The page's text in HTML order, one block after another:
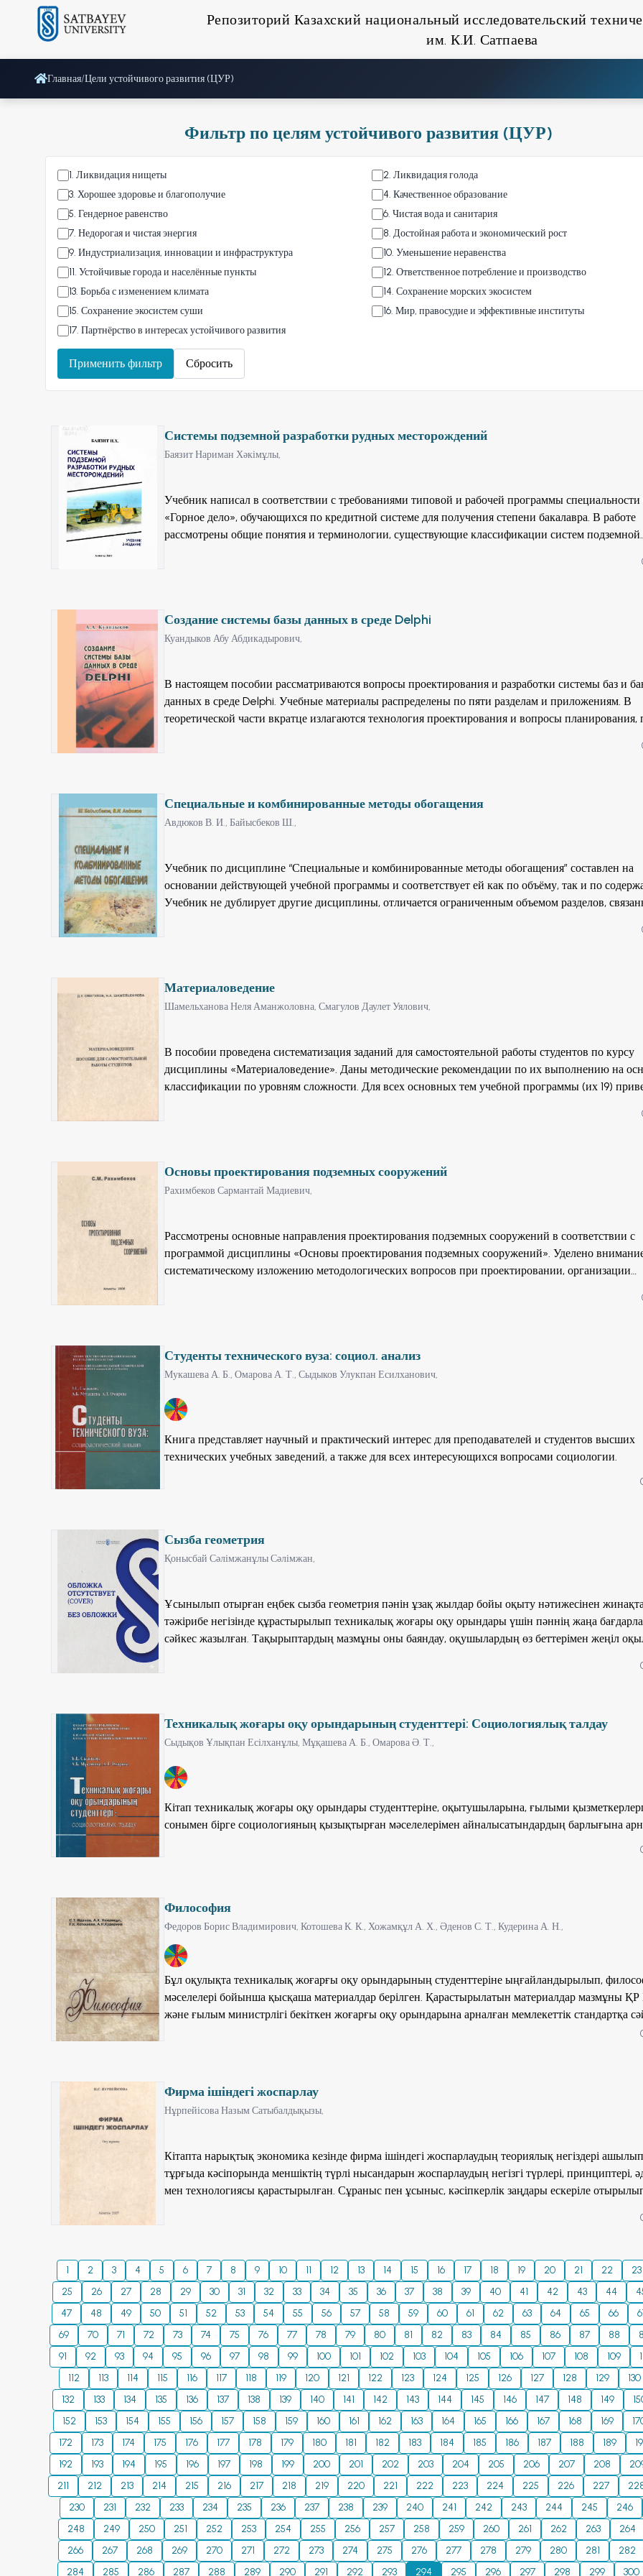
Репозиторий Казахский национальный исследовательский
им. К.И. Сатпаева
Главная/Цели устойчивого развития (ЦУР)
Фильтр по целям устойчивого развития (ЦУР)
1. Ликвидация нищеты 2. Ликвидация голода
3. Хорошее здоровье и благополучие 4. Качественное образование
5. Гендерное равенство 6. Чистая вода и санитария
7. Недорогая и чистая энергия 8. Достойная работа и экономический рост
9. Индустриализация, инновации и инфраструктура 10. Уменьшение неравенства
11. Устойчивые города и населённые пункты 12. Ответственное потребление и производство
13. Борьба с изменением климата 14. Сохранение морских экосистем
15. Сохранение экосистем суши 16. Мир, правосудие и эффективные институты
17. Партнёрство в интересах устойчивого развития
Применить фильтр Сбросить
Системы подземной разработки рудных месторождений
Баязит Нариман Хәкімұлы,
Учебник написал в соответствии с требованиями типовой и рабочей программы
«Горное дело», обучающихся по кредитной системе для получения степени бакалавра. В работе
рассмотрены общие понятия и терминологии, существующие классификации систем подземной
классификаций. Даны их достоинства и недостатки. Для горнорудной промышленности
технологической последовательности очистной выемки. В конце учебника даются несколько
для выбора систем разработки.
Создание системы базы данных в среде Delphi
Куандыков Абу Абдикадырович,
В настоящем пособии рассматриваются вопросы проектирования и разработки системы баз и
данных в среде Delphi. Учебные материалы распределены по пяти разделам и приложениям. В
теоретической части вкратце излагаются технология проектирования и вопросы планирования,
быстрой разработки приложений на одном практическом примере. Учебное пособие
Специальные и комбинированные методы обогащения
Авдюков В. И.,Байысбеков Ш.,
Учебник по дисциплине “Специальные и комбинированные методы обогащения” составлен на
основании действующей учебной программы и соответствует ей как по объёму, так и по
Учебник не дублирует другие дисциплины, отличается ограниченным объемом разделов,
дисциплинах “Флотация”, “Гравитационные процессы обогащения”, ”Металлурги-ческая
Казахстан. Предложен новый подход к трактованию дисциплины “Специальные и
методы обогащения”.
Материаловедение
Шамельханова Неля Аманжоловна,Смагулов Даулет Уялович,
В пособии проведена систематизация заданий для самостоятельной работы студентов по курсу
дисциплины «Материаловедение». Даны методические рекомендации по их выполнению на
классификации по уровням сложности. Для всех основных тем учебной программы (их 19)
составлены возможные варианты тестовых вопросов для контроля и оценки самостоятельной
Основы проектирования подземных сооружений
Рахимбеков Сармантай Мадиевич,
Рассмотрены основные направления проектирования подземных сооружений в соответствии с
программой дисциплины «Основы проектирования подземных сооружений». Уделено
систематическому изложению методологических вопросов при проектировании, организации
проектных работ. Предназначено для студентов старших курсов, магистрантов и аспирантов
Студенты технического вуза: социол. анализ
Мукашева А. Б.,Омарова А. Т.,Сыдыков Улукпан Есилханович,
4
Книга представляет научный и практический интерес для преподавателей и студентов высших
технических учебных заведений, а также для всех интересующихся вопросами социологии.
Сызба геометрия
Қонысбай Сәлімжанұлы Сәлімжан,
Ұсынылып отырған еңбек сызба геометрия пәнін ұзақ жылдар бойы оқыту нәтижесінен
тәжірибе негізінде құрастырылып техникалық жоғары оқу орындары үшін пәннің жаңа
сәйкес жазылған. Тақырыптардың мазмұны оны баяндау, оқушылардың өз беттерімен жеңіл
Техникалық жоғары оқу орындарының студенттері: Социологиялық талдау
Сыдықов Ұлықпан Есілханұлы,Мұқашева А. Б.,Омарова Ә. Т.,
4
Кітап техникалық жоғары оқу орындары студенттеріне, оқытушыларына, ғылыми
сонымен бірге социологияның қызықтырған мəселелерімен айналысатындардың барлығына
Философия
Федоров Борис Владимирович,Котошева К. К.,Хожамқұл А. Х.,Əденов С. Т.,Кудерина А. Н.,
4
Бұл оқулықта техникалық жоғарғы оқу орындарының студенттеріне ыңғайландырылып,
мəселелері бойынша қысқаша материалдар берілген. Қарастырылатын материалдар мазмұны ҚР
жəне ғылым министрлігі бекіткен жоғарғы оқу орындарына арналған мемлекеттік стандартқа
Фирма ішіндегі жоспарлау
Нұрпейісова Назым Сатыбалдықызы,
Кітапта нарықтық экономика кезінде фирма ішіндегі жоспарлаудың теориялық негіздері ашылып,
тұрғыда кәсіпорында меншіктің түрлі нысандарын жоспарлаудың негізгі түрлері, принциптері,
мен технологиясы қарастырылған. Сұраныс пен ұсыныс, кәсіпкерлік заңдары ескеріле
мамандықтарының студенттеріне), аспиранттары мен оқытушыларына арналған. Сонымен қатар
кәсторындардың экономистері, менеджерлері, фирмалар мен шағын бизнес кәсіпкерлерінің
пайдалануына болады.
1 2 3 4 5 6 7 8 9 10 11 12 13 14 15 16 17 18 19 20 21 22 23
25
26 27 28 29 30 31 32 33 34 35 36 37 38 39 40 41 42 43 44
47
48 49 50 51 52 53 54 55 56 57 58 59 60 61 62 63 64 65 66
69
70 71 72 73 74 75 76 77 78 79 80 81 82 83 84 85 86 87 88
91
92 93 94 95 96 97 98 99 100 101 102 103 104 105 106 107 108 109
112
113 114 115 116 117 118 119 120 121 122 123 124 125 126 127 128 129 130
132
133 134 135 136 137 138 139 140 141 142 143 144 145 146 147 148 149
152
153 154 155 156 157 158 159 160 161 162 163 164 165 166 167 168 169
172
173 174 175 176 177 178 179 180 181 182 183 184 185 186 187 188 189
192
193 194 195 196 197 198 199 200 201 202 203 204 205 206 207 208
211
212 213 214 215 216 217 218 219 220 221 222 223 224 225 226 227
230
231 232 233 234 235 236 237 238 239 240 241 242 243 244 245 246
248
249 250 251 252 253 254 255 256 257 258 259 260 261 262 263 264
266
267 268 269 270 271 272 273 274 275 276 277 278 279 280 281 282
284
285 286 287 288 289 290 291 292 293 294 295 296 297 298 299 300